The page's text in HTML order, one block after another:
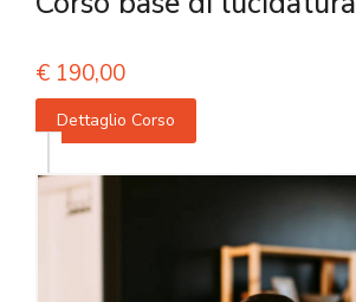
€ 190,00
Dettaglio Corso